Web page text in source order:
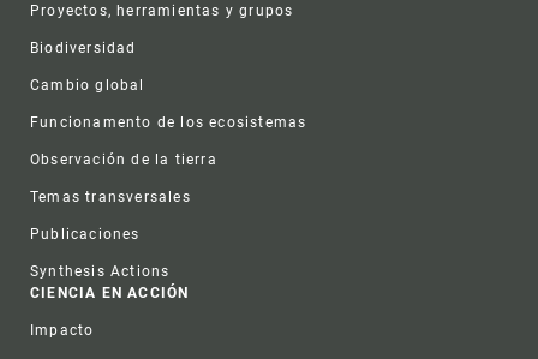
Proyectos, herramientas y grupos
Biodiversidad
Cambio global
Funcionamento de los ecosistemas
Observación de la tierra
Temas transversales
Publicaciones
Synthesis Actions
CIENCIA EN ACCIÓN
Impacto